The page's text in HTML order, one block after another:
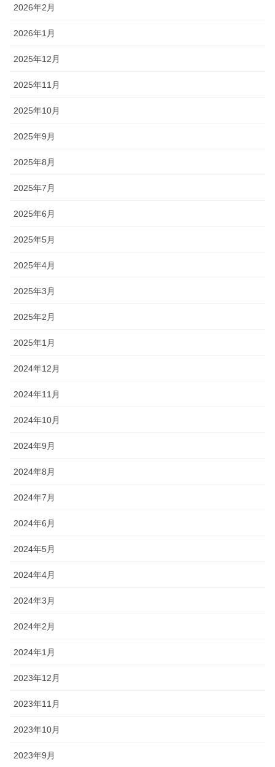
2026年2月
2026年1月
2025年12月
2025年11月
2025年10月
2025年9月
2025年8月
2025年7月
2025年6月
2025年5月
2025年4月
2025年3月
2025年2月
2025年1月
2024年12月
2024年11月
2024年10月
2024年9月
2024年8月
2024年7月
2024年6月
2024年5月
2024年4月
2024年3月
2024年2月
2024年1月
2023年12月
2023年11月
2023年10月
2023年9月